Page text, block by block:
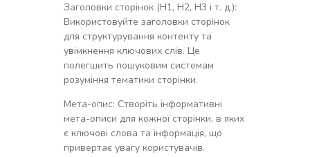
Заголовки сторінок (H1, H2, H3 і т. д.):
Використовуйте заголовки сторінок
для структурування контенту та
увімкнення ключових слів. Це
полегшить пошуковим системам
розуміння тематики сторінки.
Мета-опис: Створіть інформативні
мета-описи для кожної сторінки, в яких
є ключові слова та інформація, що
привертає увагу користувачів.